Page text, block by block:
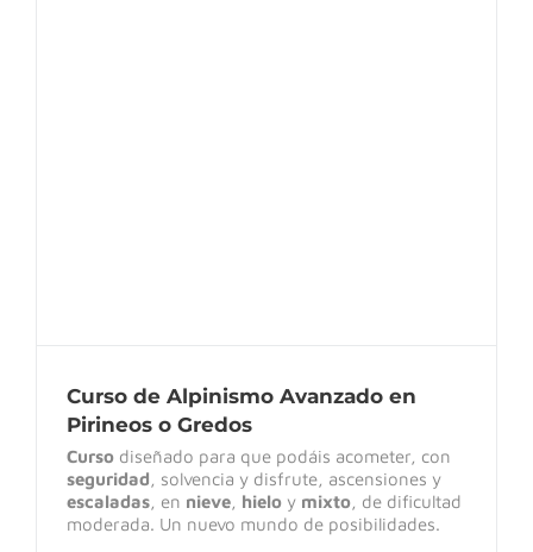
Curso de Alpinismo Avanzado en
Pirineos o Gredos
Curso diseñado para que podáis acometer, con
seguridad, solvencia y disfrute, ascensiones y
escaladas, en nieve, hielo y mixto, de dificultad
moderada. Un nuevo mundo de posibilidades.